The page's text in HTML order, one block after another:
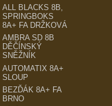
ALL BLACKS 8B,
SPRINGBOKS
8A+ FA DRŽKOVÁ
AMBRA SD 8B
DĚČÍNSKÝ
SNĚŽNÍK
AUTOMATIX 8A+
SLOUP
BEZĎÁK 8A+ FA
BRNO